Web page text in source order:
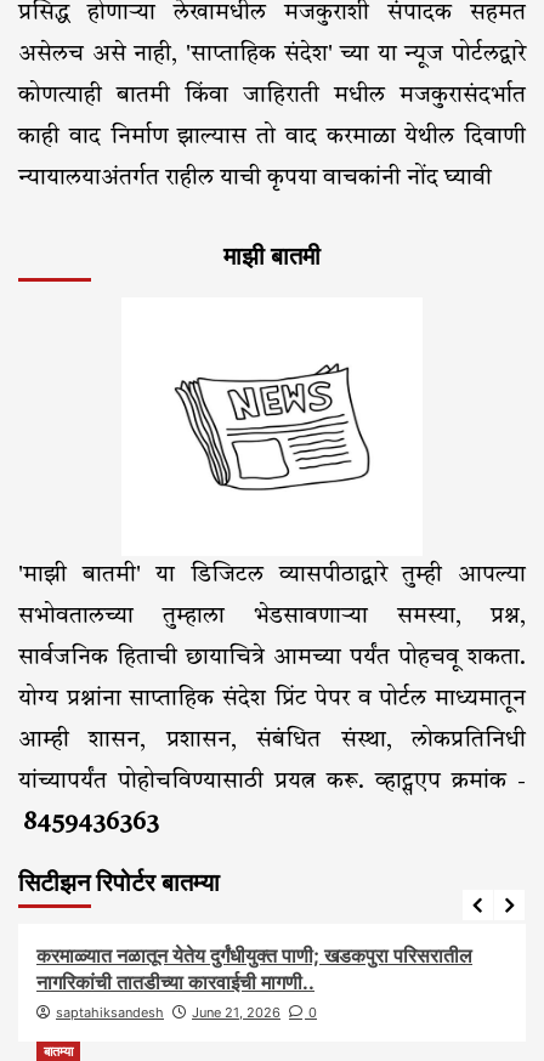
प्रसिद्ध होणाऱ्या लेखामधील मजकुराशी संपादक सहमत
असेलच असे नाही, 'साप्ताहिक संदेश' च्या या न्यूज पोर्टलद्वारे
कोणत्याही बातमी किंवा जाहिराती मधील मजकुरासंदर्भात
काही वाद निर्माण झाल्यास तो वाद करमाळा येथील दिवाणी
न्यायालयाअंतर्गत राहील याची कृपया वाचकांनी नोंद घ्यावी
माझी बातमी
'माझी बातमी' या डिजिटल व्यासपीठाद्वारे तुम्ही आपल्या
सभोवतालच्या तुम्हाला भेडसावणाऱ्या समस्या, प्रश्न,
सार्वजनिक हिताची छायाचित्रे आमच्या पर्यंत पोहचवू शकता.
योग्य प्रश्नांना साप्ताहिक संदेश प्रिंट पेपर व पोर्टल माध्यमातून
आम्ही शासन, प्रशासन, संबंधित संस्था, लोकप्रतिनिधी
यांच्यापर्यंत पोहोचविण्यासाठी प्रयत्न करू. व्हाट्सएप क्रमांक -
8459436363
सिटीझन रिपोर्टर बातम्या
आरोग्य आवाज जनतेचा बातम्या
करमाळ्यात नळातून येतेय दुर्गंधीयुक्त पाणी; खडकपुरा परिसरातील
नागरिकांची तातडीच्या कारवाईची मागणी..
saptahiksandesh June 21, 2026 0
बातम्या